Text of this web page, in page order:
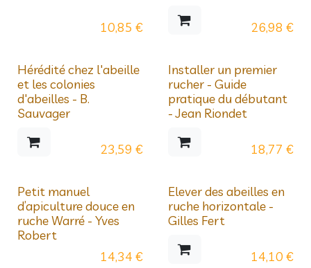
10,85 € 26,98 €
Hérédité chez l'abeille
et les colonies
d'abeilles - B.
Sauvager
23,59 €
Installer un premier
rucher - Guide
pratique du débutant
- Jean Riondet
18,77 €
Petit manuel
d’apiculture douce en
ruche Warré - Yves
Robert
14,34 €
Elever des abeilles en
ruche horizontale -
Gilles Fert
14,10 €